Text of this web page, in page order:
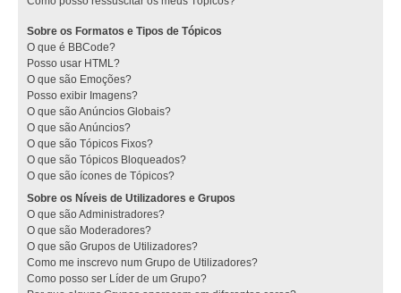
Sobre os Formatos e Tipos de Tópicos
O que é BBCode?
Posso usar HTML?
O que são Emoções?
Posso exibir Imagens?
O que são Anúncios Globais?
O que são Anúncios?
O que são Tópicos Fixos?
O que são Tópicos Bloqueados?
O que são ícones de Tópicos?
Sobre os Níveis de Utilizadores e Grupos
O que são Administradores?
O que são Moderadores?
O que são Grupos de Utilizadores?
Como me inscrevo num Grupo de Utilizadores?
Como posso ser Líder de um Grupo?